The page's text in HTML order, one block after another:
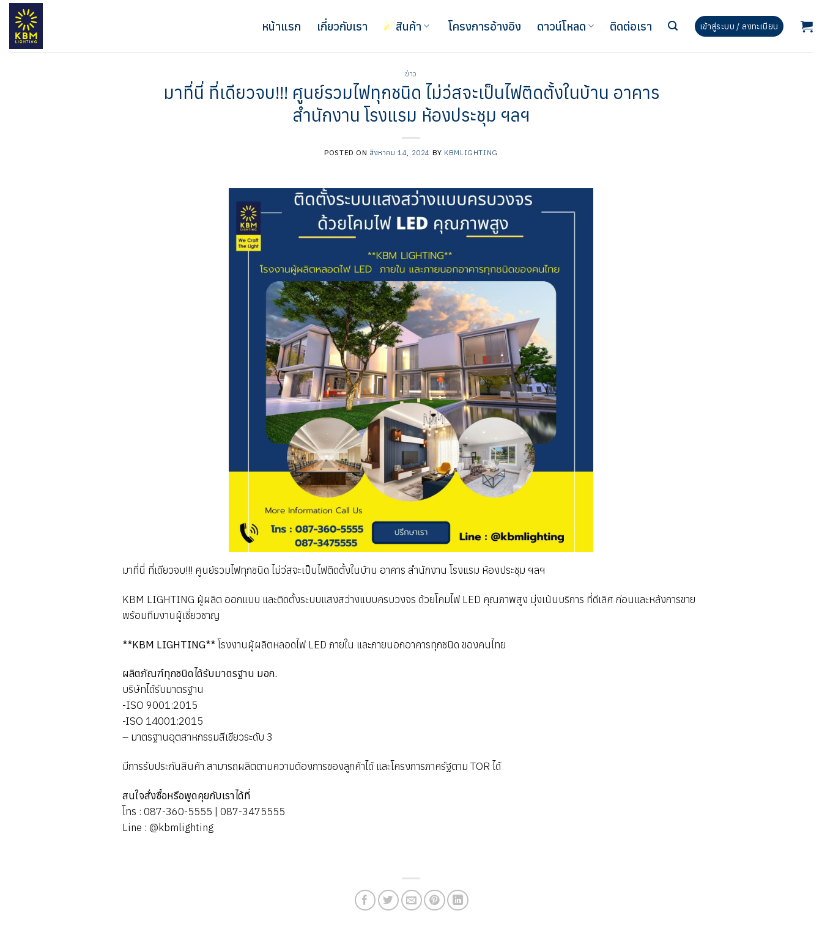
ข้าม
เนื้อหา
หน้าแรก เกี่ยวกับเรา สินค้า โครงการอ้างอิง ดาวน์โหลด ติดต่อเรา เข้าสู่ระบบ / ลงทะเบียน
ข่าว
มาที่นี่ ที่เดียวจบ!!! ศูนย์รวมไฟทุกชนิด ไม่ว่สจะเป็นไฟติดตั้งในบ้าน อาคาร
สำนักงาน โรงแรม ห้องประชุม ฯลฯ
POSTED ON สิงหาคม 14, 2024 BY KBMLIGHTING
มาที่นี่ ที่เดียวจบ!!! ศูนย์รวมไฟทุกชนิด ไม่ว่สจะเป็นไฟติดตั้งในบ้าน อาคาร สำนักงาน โรงแรม ห้องประชุม ฯลฯ
KBM LIGHTING ผู้ผลิต ออกแบบ และติดตั้งระบบแสงสว่างแบบครบวงจร ด้วยโคมไฟ LED คุณภาพสูง มุ่งเน้นบริการ ที่ดีเลิศ ก่อนและหลังการขาย
พร้อมทีมงานผู้เชี่ยวชาญ
**KBM LIGHTING**โรงงานผู้ผลิตหลอดไฟ LED ภายใน และภายนอกอาคารทุกชนิด ของคนไทย
ผลิตภัณฑ์ทุกชนิดได้รับมาตรฐาน มอก.
บริษัทได้รับมาตรฐาน
-ISO 9001:2015
-ISO 14001:2015
– มาตรฐานอุตสาหกรรมสีเขียวระดับ 3
มีการรับประกันสินค้า สามารถผลิตตามความต้องการของลูกค้าได้ และโครงการภาครัฐตาม TOR ได้
สนใจสั่งซื้อหรือพูดคุยกับเราได้ที่
โทร : 087-360-5555 | 087-3475555
Line : @kbmlighting